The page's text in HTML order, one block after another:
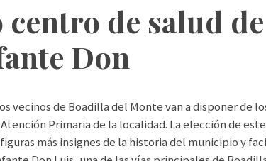
centro de salud
Don
vecinos de Boadilla del Monte van a disponer de
Primaria de la localidad. La elección de
más insignes de la historia del municipio y